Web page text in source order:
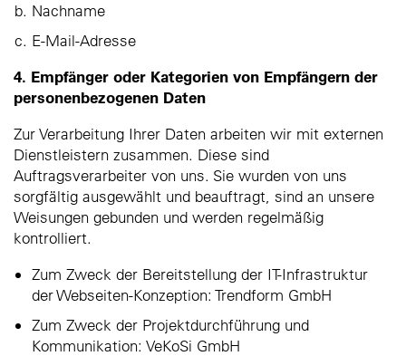
Nachname
E-Mail-Adresse
4. Empfänger oder Kategorien von Empfängern der
personenbezogenen Daten
Zur Verarbeitung Ihrer Daten arbeiten wir mit externen
Dienstleistern zusammen. Diese sind
Auftragsverarbeiter von uns. Sie wurden von uns
sorgfältig ausgewählt und beauftragt, sind an unsere
Weisungen gebunden und werden regelmäßig
kontrolliert.
Zum Zweck der Bereitstellung der IT-Infrastruktur
der Webseiten-Konzeption: Trendform GmbH
Zum Zweck der Projektdurchführung und
Kommunikation: VeKoSi GmbH